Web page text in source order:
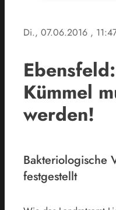
Di., 07.06.2016 ,
Kümmel
werden!
Bakteriologische
festgestellt